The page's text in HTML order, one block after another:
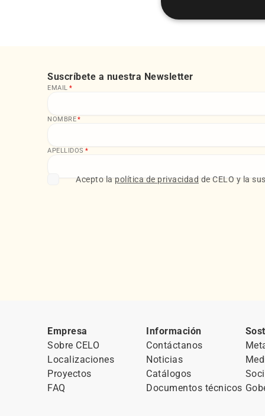
Suscríbete a nuestra Newsletter
EMAIL *
NOMBRE*
APELLIDOS *
Acepto la política de privacidad de CELO y la
Empresa
Sobre CELO
Localizaciones
Proyectos
FAQ
Información
Contáctanos
Noticias
Catálogos
Documentos técnicos